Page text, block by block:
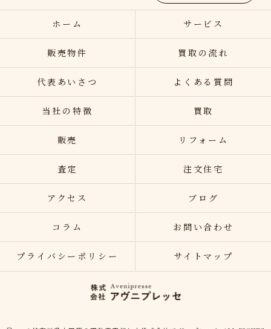
ホーム サービス
販売物件 買取の流れ
代表あいさつ よくある質問
当社の特徴 買取
販売 リフォーム
査定 注文住宅
アクセス ブログ
コラム お問い合わせ
プライバシーポリシー サイトマップ